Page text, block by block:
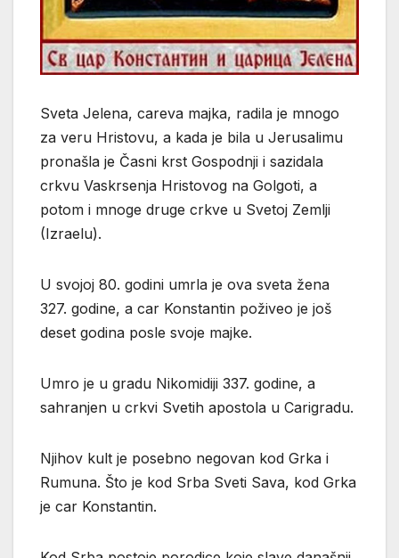
Sveta Jelena, careva majka, radila je mnogo
za veru Hristovu, a kada je bila u Jerusalimu
pronašla je Časni krst Gospodnji i sazidala
crkvu Vaskrsenja Hristovog na Golgoti, a
potom i mnoge druge crkve u Svetoj Zemlji
(Izraelu).
U svojoj 80. godini umrla je ova sveta žena
327. godine, a car Konstantin poživeo je još
deset godina posle svoje majke.
Umro je u gradu Nikomidiji 337. godine, a
sahranjen u crkvi Svetih apostola u Carigradu.
Njihov kult je posebno negovan kod Grka i
Rumuna. Što je kod Srba Sveti Sava, kod Grka
je car Konstantin.